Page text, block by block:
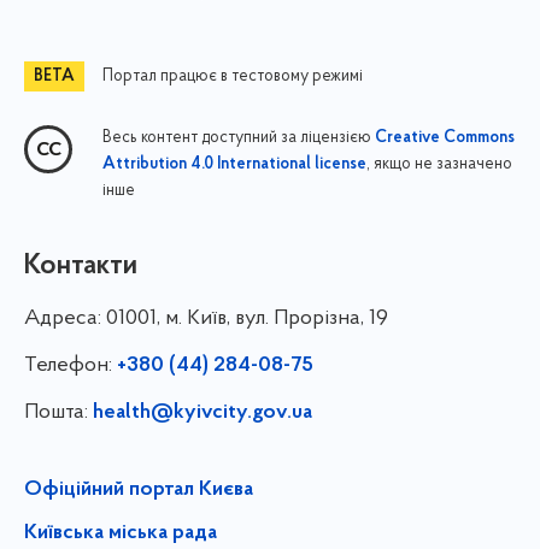
Портал працює в тестовому режимі
Весь контент доступний за ліцензією Creative Commons
Attribution 4.0 International license, якщо не зазначено
інше
Контакти
Адреса: 01001, м. Київ, вул. Прорізна, 19
Телефон: +380 (44) 284-08-75
Пошта: health@kyivcity.gov.ua
Офіційний портал Києва
Київська міська рада